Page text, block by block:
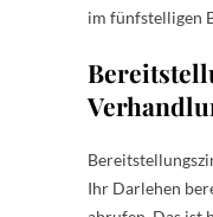
im fünfstelligen
Ihr Darlehen